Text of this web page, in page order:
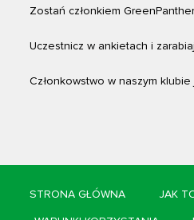
Zostań członkiem
Uczestnicz w ankietach i
Członkowstwo w naszym
STRONA GŁÓWNA JAK